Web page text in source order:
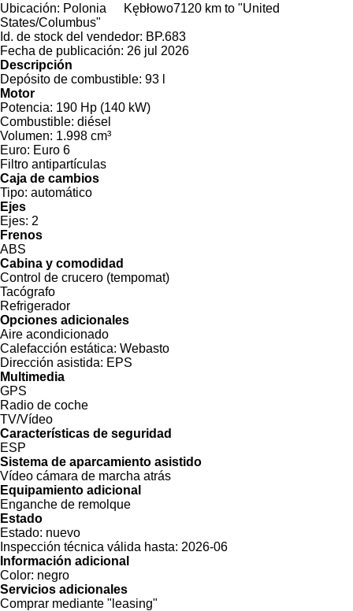
Ubicación: Polonia Kębłowo7120 km to "United
States/Columbus"
Id. de stock del vendedor: BP.683
Fecha de publicación: 26 jul 2026
Descripción
Depósito de combustible: 93 l
Motor
Potencia: 190 Hp (140 kW)
Combustible: diésel
Volumen: 1.998 cm³
Euro: Euro 6
Filtro antipartículas
Caja de cambios
Tipo: automático
Ejes
Ejes: 2
Frenos
ABS
Cabina y comodidad
Control de crucero (tempomat)
Tacógrafo
Refrigerador
Opciones adicionales
Aire acondicionado
Calefacción estática: Webasto
Dirección asistida: EPS
Multimedia
GPS
Radio de coche
TV/Vídeo
Características de seguridad
ESP
Sistema de aparcamiento asistido
Vídeo cámara de marcha atrás
Equipamiento adicional
Enganche de remolque
Estado
Estado: nuevo
Inspección técnica válida hasta: 2026-06
Información adicional
Color: negro
Servicios adicionales
Comprar mediante "leasing"